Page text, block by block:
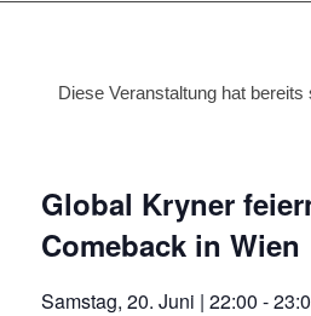
Diese Veranstaltung hat bereits
Global Kryner
Comeback in Wien
Samstag, 20. Juni | 22:00 -